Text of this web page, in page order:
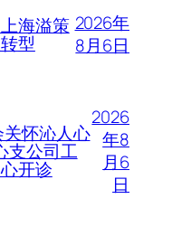
海溢策
型
2026年
8月6日
怀沁人心
支公司工
开诊
2026
年8
月6
日